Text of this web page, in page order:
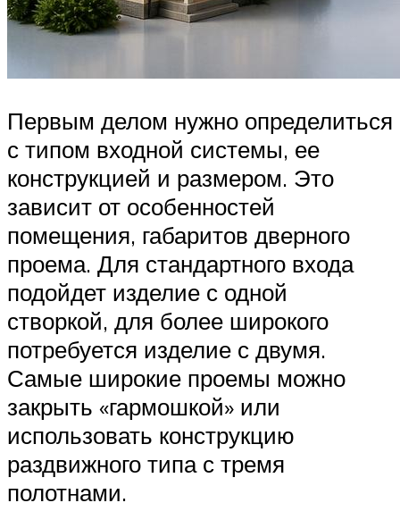
Первым делом нужно определиться
с типом входной системы, ее
конструкцией и размером. Это
зависит от особенностей
помещения, габаритов дверного
проема. Для стандартного входа
подойдет изделие с одной
створкой, для более широкого
потребуется изделие с двумя.
Самые широкие проемы можно
закрыть «гармошкой» или
использовать конструкцию
раздвижного типа с тремя
полотнами.